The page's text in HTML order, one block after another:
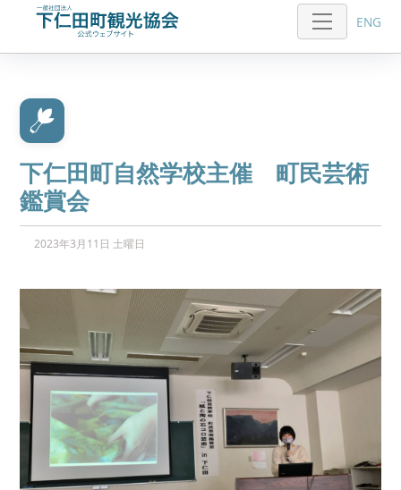
ENG
下仁田町自然学校主催 町民芸術
鑑賞会
2023年3月11日 土曜日